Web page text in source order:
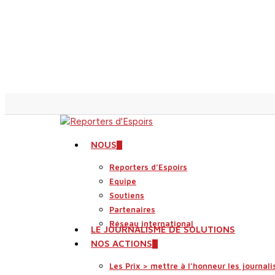
search
Menu NOUS
Reporters d’Espoirs
Equipe
Soutiens
Partenaires
Réseau international
LE JOURNALISME DE SOLUTIONS
NOS ACTIONS
Les Prix > mettre à l’honneur les